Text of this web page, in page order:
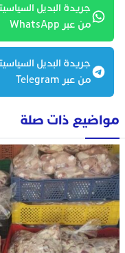
جريدة البديل
من عبر WhatsApp
جريدة البديل
من عبر Telegram
مواضيع ذات صلة